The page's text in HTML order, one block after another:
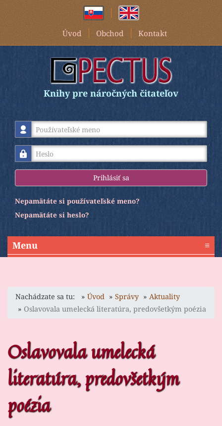
Úvod Obchod Kontakt
Knihy pre náročných čitateľov
Používateľské meno
Heslo
Prihlásiť sa
Nepamätáte si používateľské meno?
Nepamätáte si heslo?
Menu ≡
Nachádzate sa tu: Úvod Správy
Aktuality
Oslavovala umelecká literatúra, predovšetkým poézia
Oslavovala umelecká
literatúra, predovšetkým
poézia